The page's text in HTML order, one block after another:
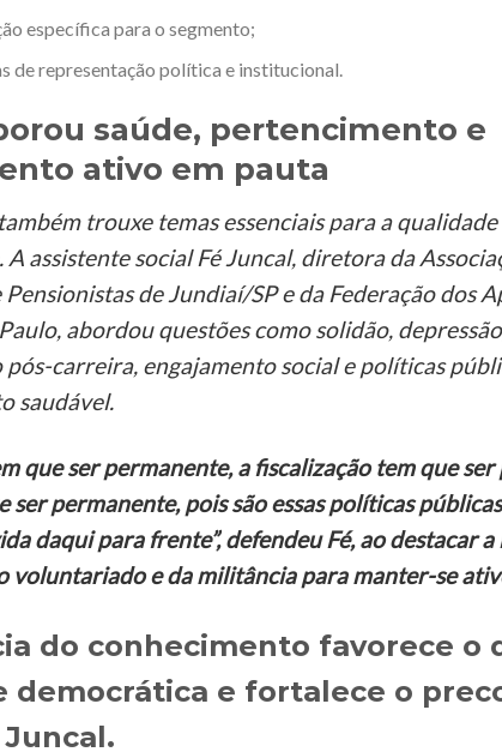
específica para o segmento;
de representação política e institucional.
saúde, pertencimento e
ativo em pauta
trouxe temas essenciais para a
assistente social Fé Juncal, diretora da
de Jundiaí/SP e da Federação dos
abordou questões como solidão,
carreira, engajamento social e políticas
saudável.
que ser permanente, a fiscalização tem que
ser permanente, pois são essas políticas
daqui para frente”, defendeu Fé, ao destacar
voluntariado e da militância para manter-se
do conhecimento favorece o
democrática e fortalece o